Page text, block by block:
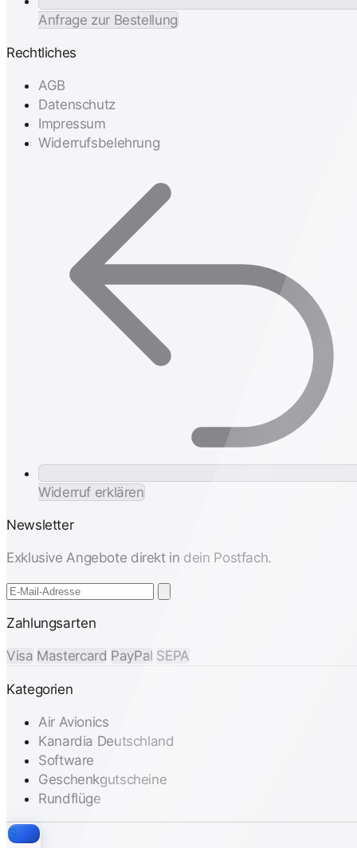
Anfrage zur Bestellung
Rechtliches
AGB
Datenschutz
Impressum
Widerrufsbelehrung
Widerruf erklären
Newsletter
Exklusive Angebote direkt in dein Postfach.
Zahlungsarten
Visa Mastercard PayPal SEPA
Kategorien
Air Avionics
Kanardia Deutschland
Software
Geschenkgutscheine
Rundflüge
S